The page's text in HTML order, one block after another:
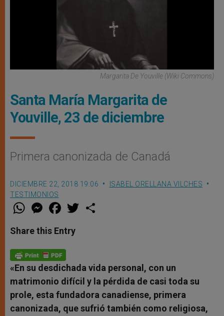
Margarita De Youville (Wiki Commons)
Santa María Margarita de
Youville, 23 de diciembre
Primera canonizada de Canadá
DICIEMBRE 22, 2018 19:06
ISABEL ORELLANA VILCHES
TESTIMONIOS
W
t
s
p
p
M
e
s
e
g
e
r
F
a
e
b
o
k
w
Share this Entry
«En su desdichada vida personal, con un
matrimonio difícil y la pérdida de casi toda su
prole, esta fundadora canadiense, primera
canonizada, que sufrió también como religiosa,